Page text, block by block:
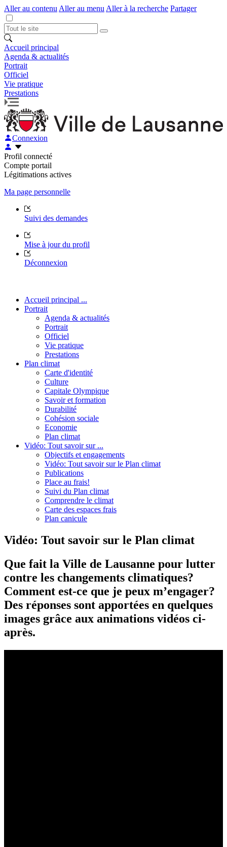
Aller au contenu Aller au menu Aller à la recherche Partager
Accueil principal
Agenda & actualités
Portrait
Officiel
Vie pratique
Prestations
Connexion
Profil connecté
Compte portail
Légitimations actives
Ma page personnelle
Suivi des demandes
Mise à jour du profil
Déconnexion
Accueil principal ...
Portrait
Agenda & actualités
Portrait
Officiel
Vie pratique
Prestations
Plan climat
Carte d'identité
Culture
Capitale Olympique
Savoir et formation
Durabilité
Cohésion sociale
Economie
Plan climat
Vidéo: Tout savoir sur ...
Objectifs et engagements
Vidéo: Tout savoir sur le Plan climat
Publications
Place au frais!
Suivi du Plan climat
Comprendre le climat
Carte des espaces frais
Plan canicule
Vidéo: Tout savoir sur le Plan climat
Que fait la Ville de Lausanne pour lutter
contre les changements climatiques?
Comment est-ce que je peux m’engager?
Des réponses sont apportées en quelques
images grâce aux animations vidéos ci-
après.